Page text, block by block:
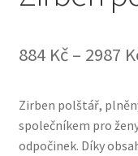
884 Kč – 2987
Zirben polštář,
společníkem pro
odpočinek. Díky